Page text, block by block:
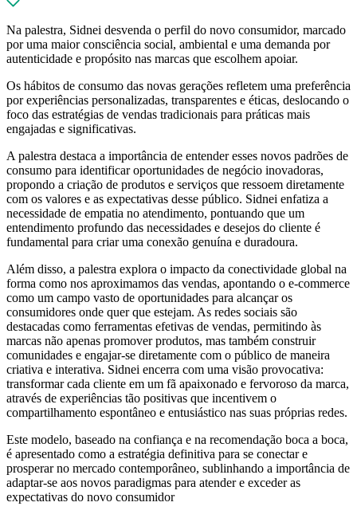
Na palestra, Sidnei desvenda o perfil do novo consumidor, marcado
por uma maior consciência social, ambiental e uma demanda por
autenticidade e propósito nas marcas que escolhem apoiar.
Os hábitos de consumo das novas gerações refletem uma preferência
por experiências personalizadas, transparentes e éticas, deslocando o
foco das estratégias de vendas tradicionais para práticas mais
engajadas e significativas.
A palestra destaca a importância de entender esses novos padrões de
consumo para identificar oportunidades de negócio inovadoras,
propondo a criação de produtos e serviços que ressoem diretamente
com os valores e as expectativas desse público. Sidnei enfatiza a
necessidade de empatia no atendimento, pontuando que um
entendimento profundo das necessidades e desejos do cliente é
fundamental para criar uma conexão genuína e duradoura.
Além disso, a palestra explora o impacto da conectividade global na
forma como nos aproximamos das vendas, apontando o e-commerce
como um campo vasto de oportunidades para alcançar os
consumidores onde quer que estejam. As redes sociais são
destacadas como ferramentas efetivas de vendas, permitindo às
marcas não apenas promover produtos, mas também construir
comunidades e engajar-se diretamente com o público de maneira
criativa e interativa. Sidnei encerra com uma visão provocativa:
transformar cada cliente em um fã apaixonado e fervoroso da marca,
através de experiências tão positivas que incentivem o
compartilhamento espontâneo e entusiástico nas suas próprias redes.
Este modelo, baseado na confiança e na recomendação boca a boca,
é apresentado como a estratégia definitiva para se conectar e
prosperar no mercado contemporâneo, sublinhando a importância de
adaptar-se aos novos paradigmas para atender e exceder as
expectativas do novo consumidor